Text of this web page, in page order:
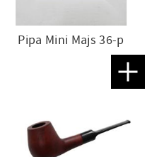
i favoriter
Pipa Mini Majs 36-p